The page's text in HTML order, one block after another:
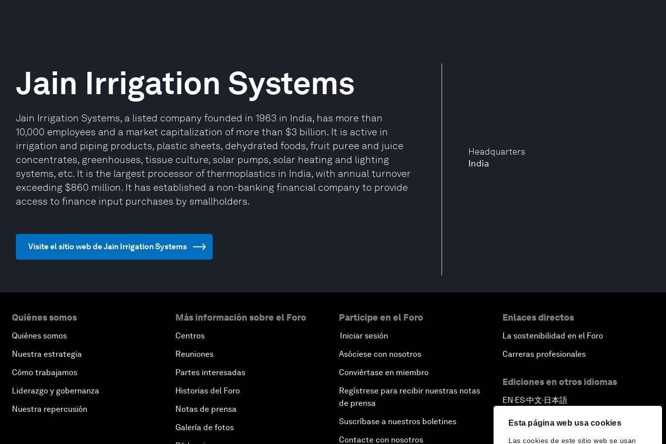
Esta página web usa cookies
Las cookies de este sitio web se usan
Headquarters
India
Jain Irrigation Systems
Jain Irrigation Systems, a listed company founded in 1963 in India, has more than
10,000 employees and a market capitalization of more than $3 billion. It is active in
irrigation and piping products, plastic sheets, dehydrated foods, fruit puree and juice
concentrates, greenhouses, tissue culture, solar pumps, solar heating and lighting
systems, etc. It is the largest processor of thermoplastics in India, with annual turnover
exceeding $860 million. It has established a non-banking financial company to provide
access to finance input purchases by smallholders.
Visite el sitio web de Jain Irrigation Systems
Quiénes somos
Quiénes somos
Nuestra estrategia
Cómo trabajamos
Liderazgo y gobernanza
Nuestra repercusión
Más información sobre el Foro
Centros
Reuniones
Partes interesadas
Historias del Foro
Notas de prensa
Galería de fotos
Participe en el Foro
Iniciar sesión
Asóciese con nosotros
Conviértase en miembro
Regístrese para recibir nuestras notas
de prensa
Suscríbase a nuestros boletines
Contacte con nosotros
Enlaces directos
La sostenibilidad en el Foro
Carreras profesionales
Ediciones en otros idiomas
EN ▪ES▪中文▪ 日本語